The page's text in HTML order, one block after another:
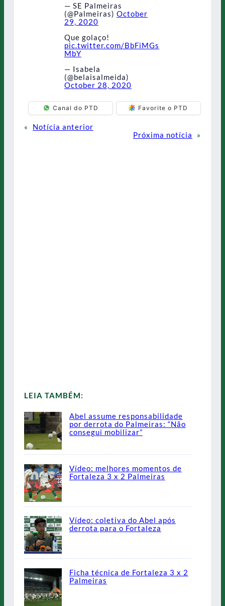
— SE Palmeiras
(@Palmeiras) October
29, 2020
Que golaço!
pic.twitter.com/BbFiMGs
MbY
— Isabela
(@belaisalmeida)
October 28, 2020
Canal do PTD Favorite o PTD
«
Notícia anterior
Próxima notícia
»
LEIA TAMBÉM:
Abel assume responsabilidade
por derrota do Palmeiras: “Não
consegui mobilizar”
Vídeo: melhores momentos de
Fortaleza 3 x 2 Palmeiras
Vídeo: coletiva do Abel após
derrota para o Fortaleza
Ficha técnica de Fortaleza 3 x 2
Palmeiras